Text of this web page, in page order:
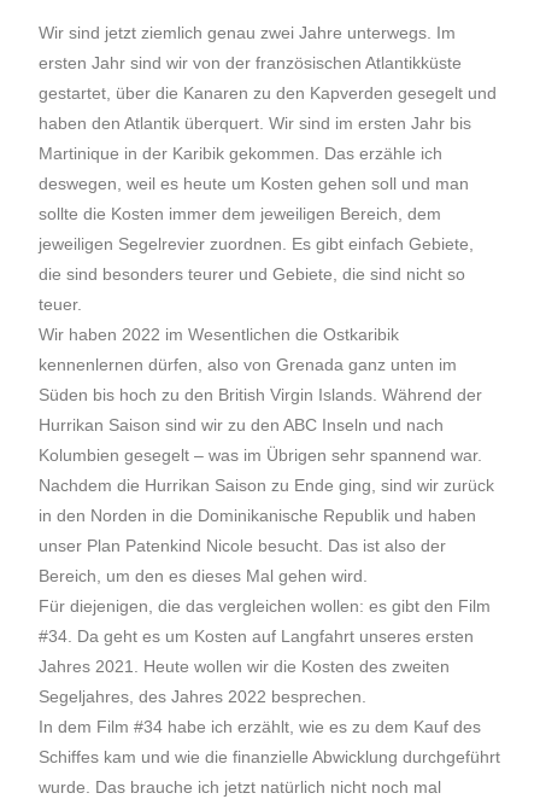
Wir sind jetzt ziemlich genau zwei Jahre unterwegs. Im
ersten Jahr sind wir von der französischen Atlantikküste
gestartet, über die Kanaren zu den Kapverden gesegelt und
haben den Atlantik überquert. Wir sind im ersten Jahr bis
Martinique in der Karibik gekommen. Das erzähle ich
deswegen, weil es heute um Kosten gehen soll und man
sollte die Kosten immer dem jeweiligen Bereich, dem
jeweiligen Segelrevier zuordnen. Es gibt einfach Gebiete,
die sind besonders teurer und Gebiete, die sind nicht so
teuer.
Wir haben 2022 im Wesentlichen die Ostkaribik
kennenlernen dürfen, also von Grenada ganz unten im
Süden bis hoch zu den British Virgin Islands. Während der
Hurrikan Saison sind wir zu den ABC Inseln und nach
Kolumbien gesegelt – was im Übrigen sehr spannend war.
Nachdem die Hurrikan Saison zu Ende ging, sind wir zurück
in den Norden in die Dominikanische Republik und haben
unser Plan Patenkind Nicole besucht. Das ist also der
Bereich, um den es dieses Mal gehen wird.
Für diejenigen, die das vergleichen wollen: es gibt den Film
#34. Da geht es um Kosten auf Langfahrt unseres ersten
Jahres 2021. Heute wollen wir die Kosten des zweiten
Segeljahres, des Jahres 2022 besprechen.
In dem Film #34 habe ich erzählt, wie es zu dem Kauf des
Schiffes kam und wie die finanzielle Abwicklung durchgeführt
wurde. Das brauche ich jetzt natürlich nicht noch mal